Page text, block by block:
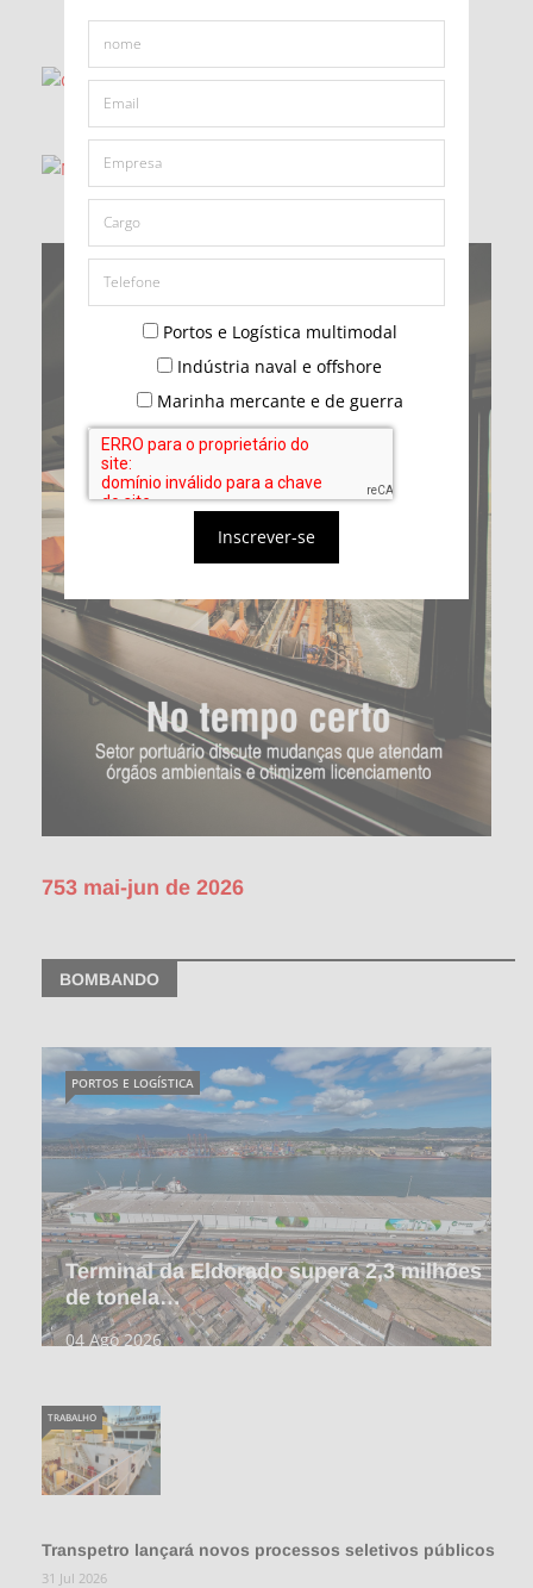
Portos e Logística multimodal
Indústria naval e offshore
Marinha mercante e de guerra
Inscrever-se
753 mai-jun de 2026
BOMBANDO
Terminal da Eldorado supera 2,3 milhões
de tonela…
04 Ago 2026
PORTOS E LOGÍSTICA
Transpetro lançará novos processos seletivos públicos
TRABALHO
31 Jul 2026